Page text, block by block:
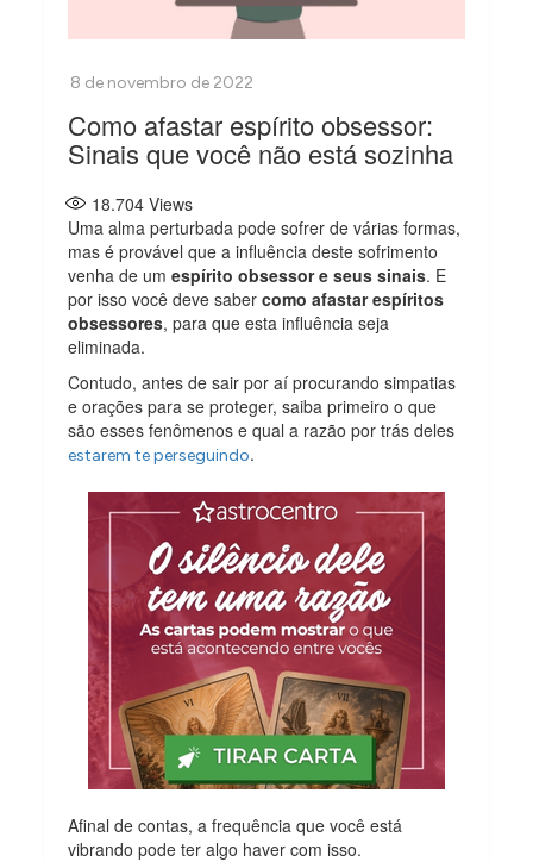
Como afastar espírito obsessor:
Sinais que você não está sozinha
18.704 Views
Uma alma perturbada pode sofrer de várias formas,
mas é provável que a influência deste sofrimento
venha de umespírito obsessor e seus sinais. E
por isso você deve sabercomo afastar espíritos
obsessores, para que esta influência seja
eliminada.
Contudo, antes de sair por aí procurando simpatias
e orações para se proteger, saiba primeiro o que
são esses fenômenos e qual a razão por trás deles
estarem te perseguindo.
Afinal de contas, a frequência que você está
vibrando pode ter algo haver com isso.